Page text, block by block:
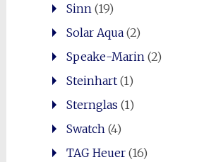
Sinn (19)
Solar Aqua(2)
Speake-Marin (2)
Steinhart(1)
Sternglas (1)
Swatch (4)
TAG Heuer(16)